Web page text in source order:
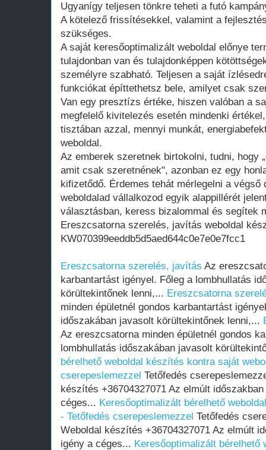
Ugyanígy teljesen tönkre teheti a futó
A kötelező frissítésekkel, valamint a
szükséges.
A saját keresőoptimalizált weboldal előnye
tulajdonban van és tulajdonképpen
személyre szabható. Teljesen a saját
funkciókat építtethetsz bele, amilyet csak
Van egy presztízs értéke, hiszen valóban a
megfelelő kivitelezés esetén mindenki
tisztában azzal, mennyi munkát,
weboldal.
Az emberek szeretnek birtokolni, tudni, hogy
amit csak szeretnének", azonban ez egy
kifizetődő. Érdemes tehát mérlegelni a végső
weboldalad vállalkozod egyik alappillérét
választásban, keress bizalommal és segítek
Ereszcsatorna szerelés, javítás weboldal
KW070399eeddb5d5aed644c0e7e0e7fcc1
Ereszcsatorna szerelés, javítás Az
karbantartást igényel. Főleg a lombhullatás
körültekintőnek lenni,... Ereszcsatorna
minden épületnél gondos karbantartást
időszakában javasolt körültekintőnek lenni,...
Az ereszcsatorna minden épületnél gondos
lombhullatás időszakában javasolt
bérelhető weboldal készítés kontra saját
cserepeslemezzel Tetőfedés
készítés +36704327071 Az elmúlt
céges... Keresőoptimalizált bérelhető
- Tetőfedés cserepeslemezzel Tetőfedés
Weboldal készítés +36704327071 Az elmúlt
igény a céges... Keresőoptimalizált